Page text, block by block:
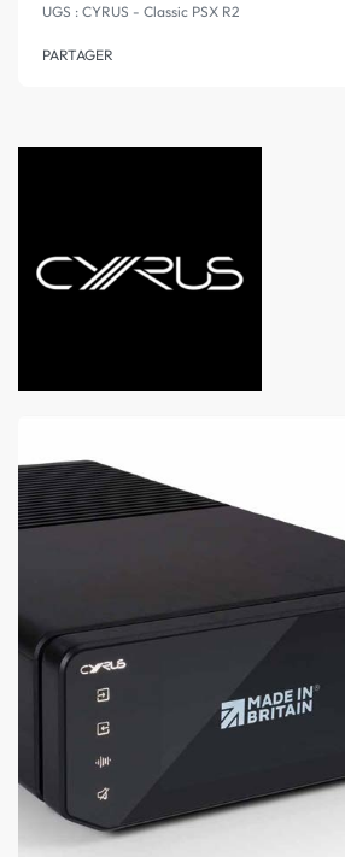
CYRUS - Classic PSX R2
PARTAGER